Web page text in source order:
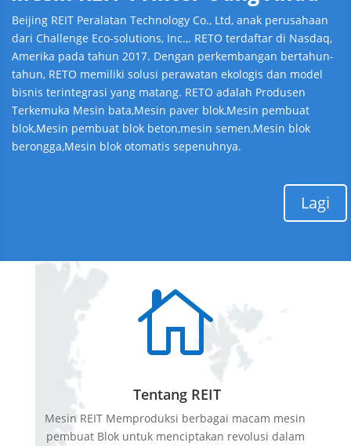
Beijing REIT Peralatan Technology Co., Ltd, anak perusahaan
dari Challenge Eco-solutions, Inc.,. RETO terdaftar di Nasdaq,
Amerika pada tahun 2017. Dengan perkembangan bertahun-
tahun, RETO memiliki solusi perawatan ekologis dan model
bisnis terintegrasi yang matang. RETO adalah Produsen
Terkemuka Mesin bata,Mesin paver blok,Mesin pembuat
blok,Mesin pembuat blok beton,mesin semen,Mesin blok
berongga,Mesin blok otomatis sepenuhnya.
Lagi

Tentang REIT
Mesin REIT Memproduksi berbagai macam mesin
pembuat Blok untuk menciptakan revolusi dalam